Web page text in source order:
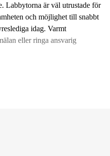
Labbytorna är väl utrustade för
och möjlighet till snabbt
idag. Varmt
eller ringa ansvarig